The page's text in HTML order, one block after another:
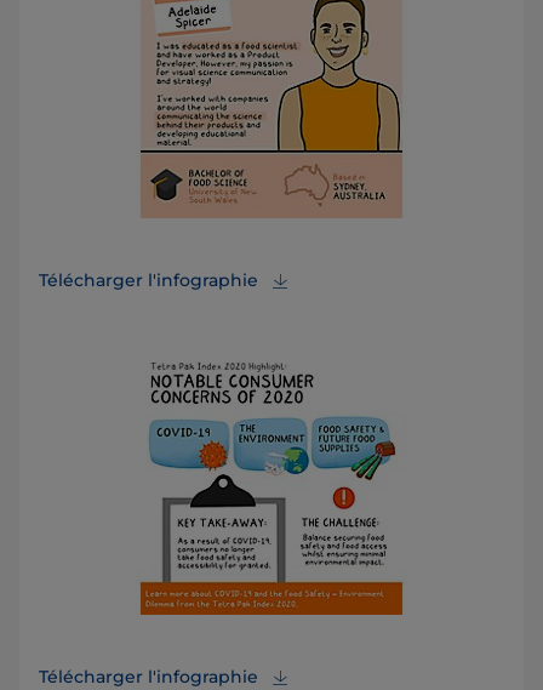
Télécharger l'infographie
Télécharger l'infographie